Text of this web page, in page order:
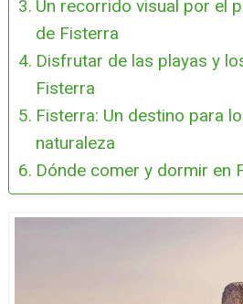
Un recorrido visual por el
de Fisterra
Disfrutar de las playas y
Fisterra
Fisterra: Un destino para
naturaleza
Dónde comer y dormir en